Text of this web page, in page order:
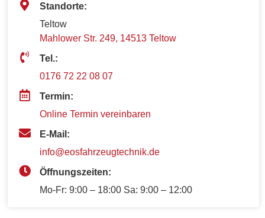
Standorte:
Teltow
Mahlower Str. 249, 14513 Teltow
Tel.:
0176 72 22 08 07
Termin:
Online Termin vereinbaren
E-Mail:
info@eosfahrzeugtechnik.de
Öffnungszeiten:
Mo-Fr: 9:00 – 18:00 Sa: 9:00 – 12:00